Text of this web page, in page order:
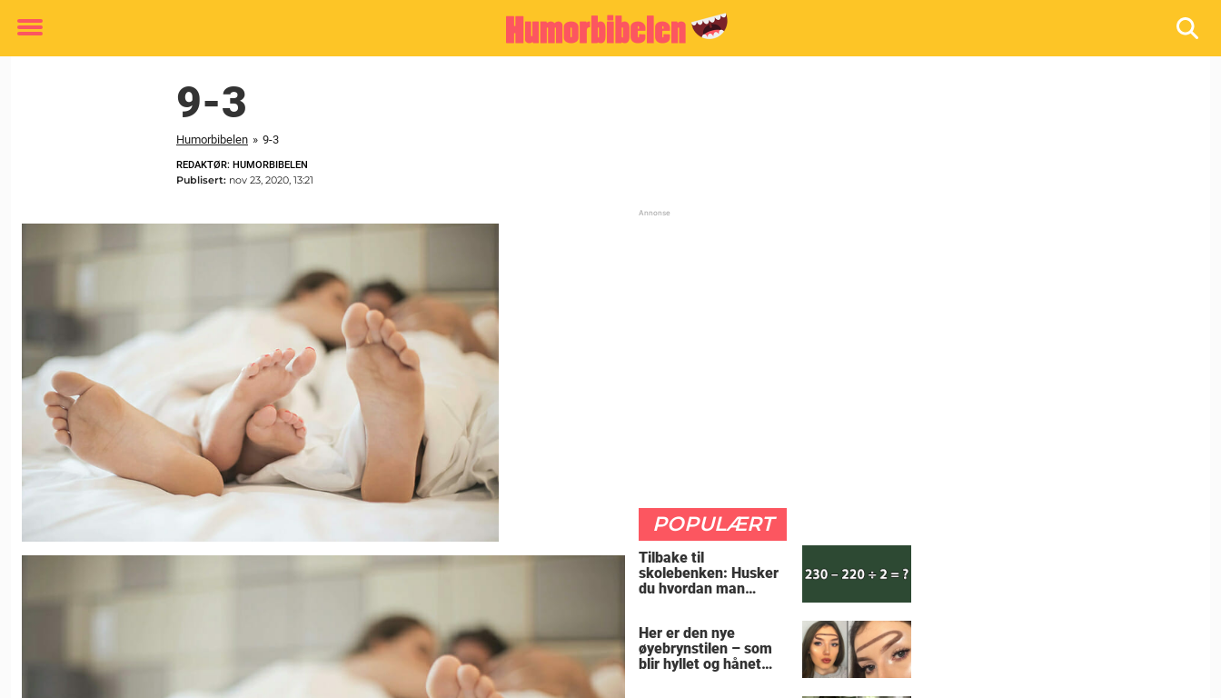
Toggle
9-3
Humorbibelen » 9-3
REDAKTØR: HUMORBIBELEN
Publisert: nov 23, 2020, 13:21
POPULÆRT
Tilbake til
skolebenken: Husker
du hvordan man
Her er den nye
øyebrynstilen – som
blir hyllet og hånet